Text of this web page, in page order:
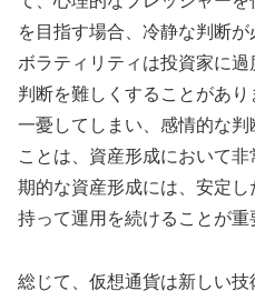
を目指す場合、冷静な判断
ボラティリティは投資家に
判断を難しくすることがあ
一憂してしまい、感情的な
ことは、資産形成において
期的な資産形成には、安定
持って運用を続けることが重
総じて、仮想通貨は新しい